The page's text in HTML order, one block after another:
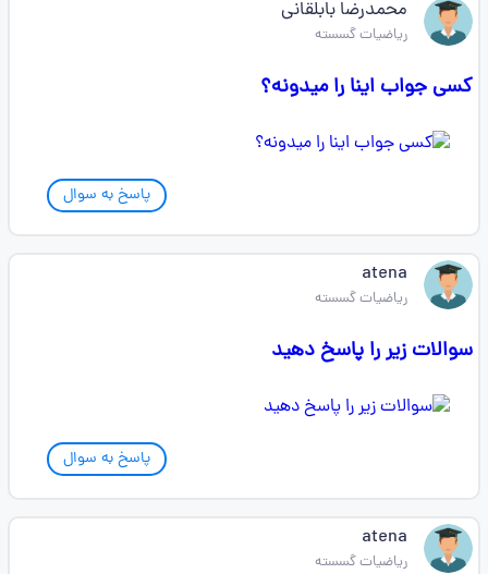
محمدرضا بابلقانی
ریاضیات گسسته
کسی جواب اینا را میدونه؟
پاسخ به سوال
atena
ریاضیات گسسته
سوالات زیر را پاسخ دهید
پاسخ به سوال
atena
ریاضیات گسسته